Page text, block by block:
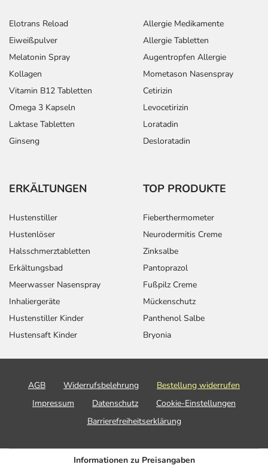
Elotrans Reload
Eiweißpulver
Melatonin Spray
Kollagen
Vitamin B12 Tabletten
Omega 3 Kapseln
Laktase Tabletten
Ginseng
Allergie Medikamente
Allergie Tabletten
Augentropfen Allergie
Mometason Nasenspray
Cetirizin
Levocetirizin
Loratadin
Desloratadin
ERKÄLTUNGEN
Hustenstiller
Hustenlöser
Halsschmerztabletten
Erkältungsbad
Meerwasser Nasenspray
Inhaliergeräte
Hustenstiller Kinder
Hustensaft Kinder
TOP PRODUKTE
Fieberthermometer
Neurodermitis Creme
Zinksalbe
Pantoprazol
Fußpilz Creme
Mückenschutz
Panthenol Salbe
Bryonia
AGB Widerrufsbelehrung
Bestellung widerrufen
Impressum
Datenschutz
Cookie-Einstellungen
Barrierefreiheitserklärung
Informationen zu Preisangaben